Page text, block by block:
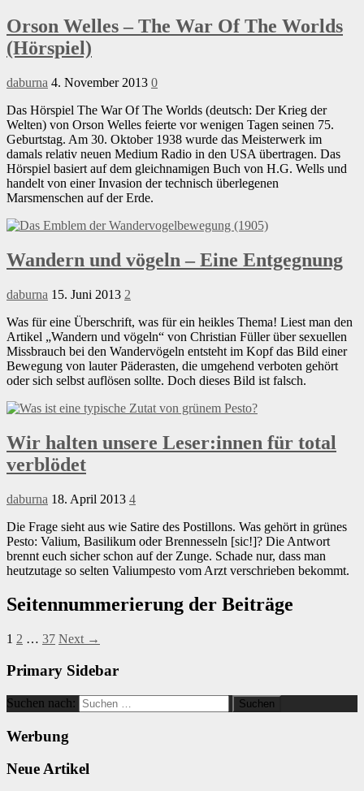
Orson Welles – The War Of The Worlds
(Hörspiel)
daburna 4. November 2013 0
Das Hörspiel The War Of The Worlds (deutsch: Der Krieg der
Welten) von Orson Welles feierte vor wenigen Tagen seinen 75.
Geburtstag. Am 30. Oktober 1938 wurde das Meisterwerk im
damals relativ neuen Medium Radio in den USA übertragen. Das
Hörspiel basiert auf dem gleichnamigen Buch von H.G. Wells und
handelt von einer Invasion der technisch überlegenen
Marsmenschen auf der Erde.
Wandern und vögeln – Eine Entgegnung
daburna 15. Juni 2013 2
Was für eine Überschrift, was für ein heikles Thema! Liest man den
Artikel „Wandern und vögeln“ von Christian Füller über sexuellen
Missbrauch bei den Wandervögeln entsteht im Kopf das Bild einer
Bewegung von lauter Päderasten, die umgehend verboten gehört
oder sich selbst auflösen sollte. Doch dieses Bild ist falsch.
Wir halten unsere Leser:innen für total
verblödet
daburna 18. April 2013 4
Die Frage sieht aus wie Satire des Postillons. Was gehört in grünes
Pesto: Valium, Basilikum oder Brennesseln [sic!]? Die Antwort
brennt euch sicher schon auf der Zunge. Schade nur, dass man
heutzutage so selten Valiumpesto vom Arzt verschrieben bekommt.
Seitennummerierung der Beiträge
1 2 … 37 Next →
Primary Sidebar
Suchen nach:
Werbung
Neue Artikel